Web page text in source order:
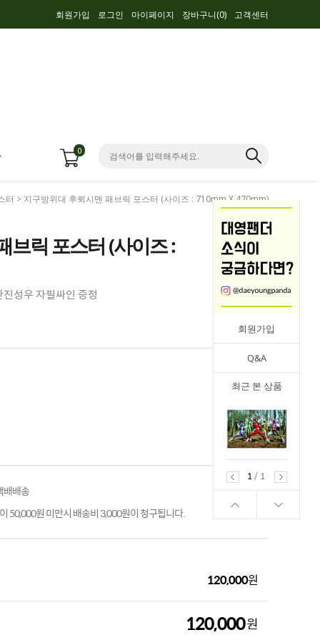
회원가입 로그인 마이페이지 장바구니(0) 고객센터
0
회원가입
Q&A
최근 본 상품
1
/ 1
터 > 지구방위대 후뢰시맨 패브릭 포스터 (사이즈 : 710mm X 470mm)
브릭 포스터 (사이즈 :
성우 자필싸인 증정
배배송
50,000원 미만시 배송비 3,000원이 청구됩니다.
120,000원
120,000원